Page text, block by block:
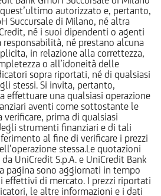
autorizzato e, pertanto,
Succursale di Milano, né altra
né i suoi dipendenti o agenti
né prestano alcuna
in relazione alla correttezza,
o all’idoneità delle
sopra riportati, né di qualsiasi
stessi. Si invita, pertanto,
effettuare una qualsiasi operazione
aventi come sottostante le
prima di qualsiasi
strumenti finanziari e di tali
al fine di verificare i prezzi
stessa.Le quotazioni
UniCredit S.p.A. e UniCredit Bank
pagina sono aggiornati in tempo
effettivi di mercato. I prezzi riportati
le altre informazioni e i dati